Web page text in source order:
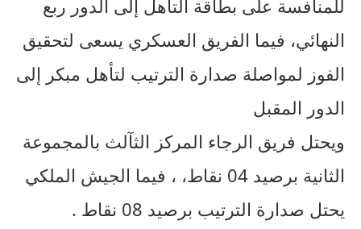
للمنافسة على بطاقة التأهل إلى الدور ربع
النهائي، فيما الفريق العسكري يسعى لتحقيق
الفوز لمواصلة صدارة الترتيب لتأهل مبكر إلى
الدور المقبل
ويحتل فريق الرجاء المركز الثآلث بالمجموعة
الثانية برصيد 04 نقاط، ، فيما الجيش الملكي
يحتل صدارة الترتيب برصيد 08 نقاط .